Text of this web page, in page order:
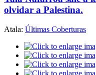
olvidar a Palestina.
Atala: Últimas Coberturas